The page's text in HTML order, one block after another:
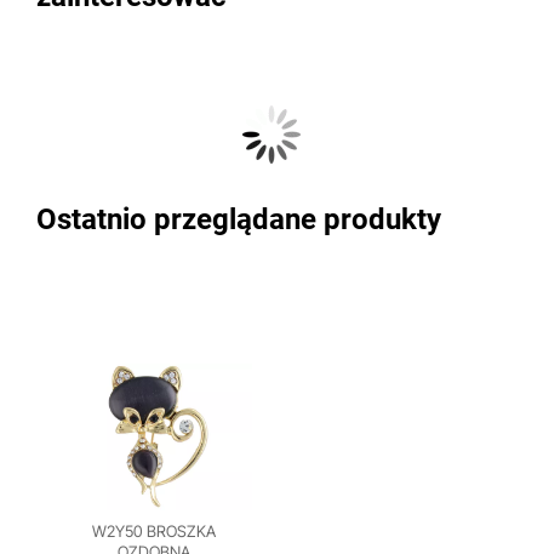
Ostatnio przeglądane produkty
W2Y50 BROSZKA